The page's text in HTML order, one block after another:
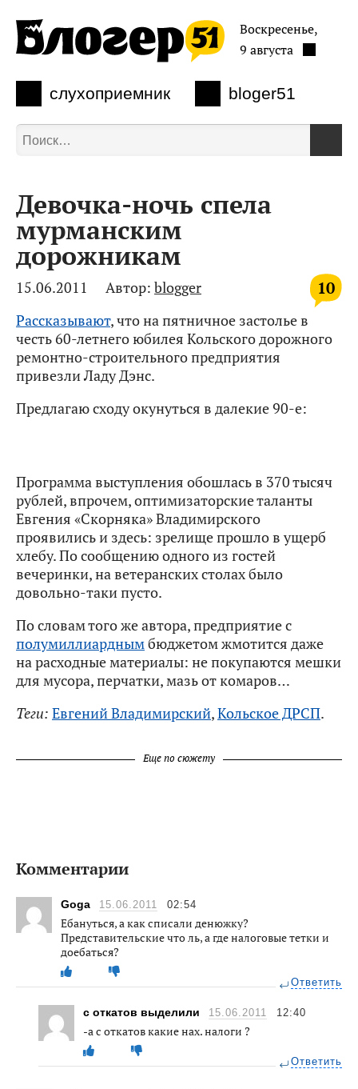
слухоприемник bloger51
Воскресенье,
9 августа
Девочка-ночь спела
мурманским
дорожникам
10
15.06.2011 Автор: blogger
Рассказывают, что на пятничное застолье в
честь 60-летнего юбилея Кольского дорожного
ремонтно-строительного предприятия
привезли Ладу Дэнс.
Предлагаю сходу окунуться в далекие 90-е:
Программа выступления обошлась в 370 тысяч
рублей, впрочем, оптимизаторские таланты
Евгения «Скорняка» Владимирского
проявились и здесь: зрелище прошло в ущерб
хлебу. По сообщению одного из гостей
вечеринки, на ветеранских столах было
довольно-таки пусто.
По словам того же автора, предприятие с
полумиллиарднымбюджетом жмотится даже
на расходные материалы: не покупаются мешки
для мусора, перчатки, мазь от комаров…
Теги: Евгений Владимирский,Кольское ДРСП.
Еще по сюжету
Комментарии
Goga 15.06.2011 02:54
Ебануться, а как списали денюжку?
Представительские что ль, а где налоговые тетки и
доебаться?
Ответить
с откатов выделили 15.06.2011 12:40
-а с откатов какие нах. налоги ?
Ответить